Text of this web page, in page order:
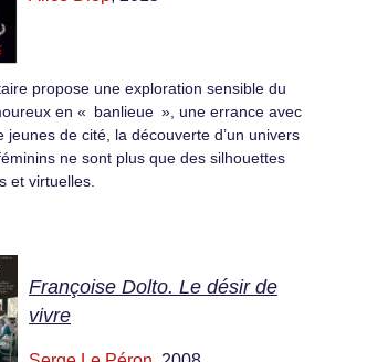
propose une exploration sensible du
en « banlieue », une errance avec
jeunes de cité, la découverte d’un univers
ne sont plus que des silhouettes
et virtuelles.
Françoise Dolto. Le désir de
vivre